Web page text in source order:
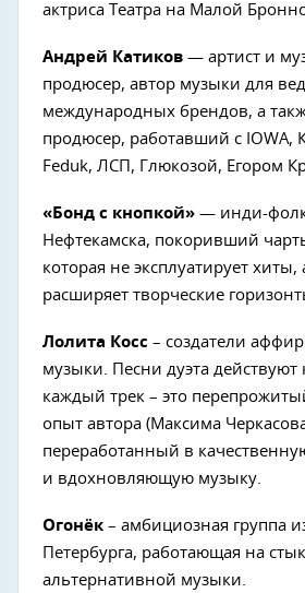
актриса Театра на Малой
Андрей Катиков — артист и
продюсер, автор музыки для
международных брендов, а
продюсер, работавший с IOWA,
Feduk, ЛСП, Глюкозой, Егором
«Бонд с кнопкой» — инди-
Нефтекамска, покоривший
которая не эксплуатирует хиты,
расширяет творческие
Лолита Косс – создатели
музыки. Песни дуэта действуют
каждый трек – это
опыт автора (Максима
переработанный в
и вдохновляющую музыку.
Огонёк – амбициозная группа
Петербурга, работающая на
альтернативной музыки.